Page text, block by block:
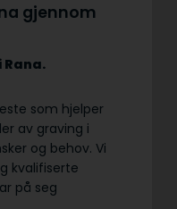
gjennom
i Rana.
som hjelper
av graving i
og behov. Vi
kvalifiserte
på seg